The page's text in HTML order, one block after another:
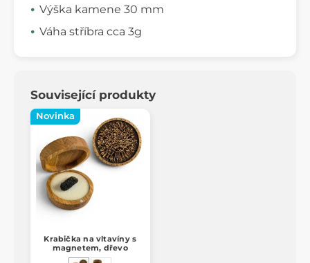
Výška kamene 30 mm
Váha stříbra cca 3g
Související produkty
Novinka
Krabička na vltavíny s
magnetem, dřevo